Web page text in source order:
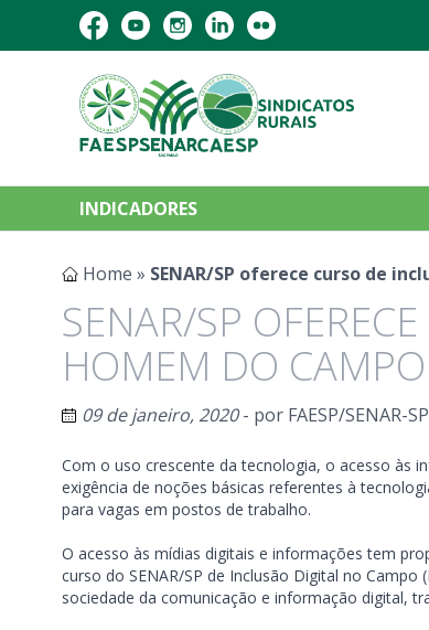
INDICADORES
Home » SENAR/SP oferece curso de
SENAR/SP
HOMEM DO CAMPO
09 de janeiro, 2020- por FAESP/SENAR-SP
Com o uso crescente da tecnologia, o acesso às
exigência de noções básicas referentes à
para vagas em postos de trabalho.
O acesso às mídias digitais e informações tem
curso do SENAR/SP de Inclusão Digital no
sociedade da comunicação e informação digital,